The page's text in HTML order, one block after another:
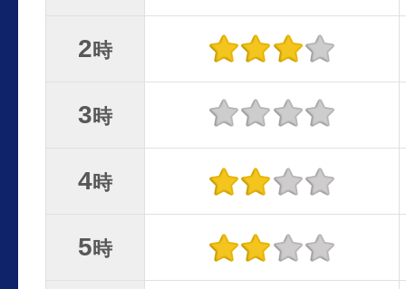
2時
3時
4時
5時